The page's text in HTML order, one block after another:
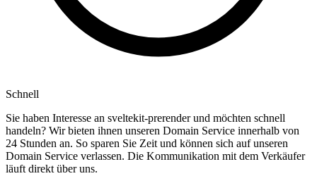
Schnell
Sie haben Interesse an sveltekit-prerender und möchten schnell
handeln? Wir bieten ihnen unseren Domain Service innerhalb von
24 Stunden an. So sparen Sie Zeit und können sich auf unseren
Domain Service verlassen. Die Kommunikation mit dem Verkäufer
läuft direkt über uns.